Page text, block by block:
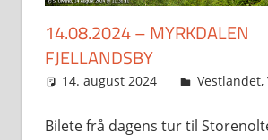
14.08.2024 – MYRKDALEN
FJELLANDSBY
14. august 2024 Svein
Vestlandet,
Bilete frå dagens tur til